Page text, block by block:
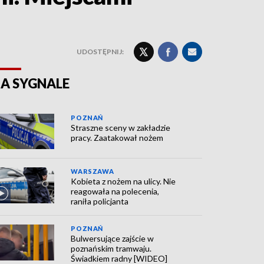
UDOSTĘPNIJ:
SYGNALE
POZNAŃ
Straszne sceny w zakładzie
pracy. Zaatakował nożem
WARSZAWA
Kobieta z nożem na ulicy. Nie
reagowała na polecenia,
raniła policjanta
POZNAŃ
Bulwersujące zajście w
poznańskim tramwaju.
Świadkiem radny [WIDEO]